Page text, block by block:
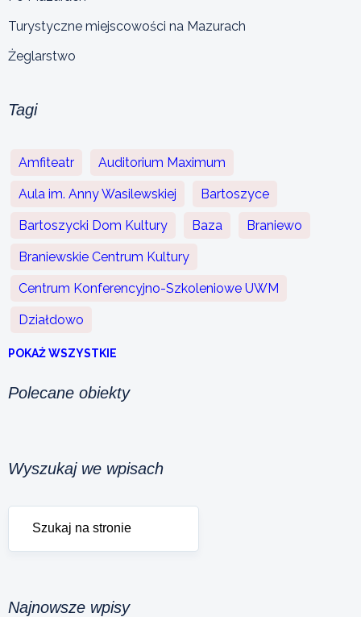
Turystyczne miejscowości na Mazurach
Żeglarstwo
Tagi
Amfiteatr Auditorium Maximum
Aula im. Anny Wasilewskiej Bartoszyce
Bartoszycki Dom Kultury Baza Braniewo
Braniewskie Centrum Kultury
Centrum Konferencyjno-Szkoleniowe UWM
Działdowo
POKAŻ WSZYSTKIE
Polecane obiekty
Wyszukaj we wpisach
Najnowsze wpisy